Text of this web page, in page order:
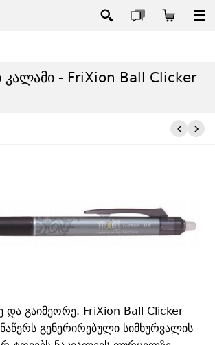
კალამი - FriXion Ball Clicker
და გაიმეორე. FriXion Ball Clicker
გენერირებული სიმხურვალის